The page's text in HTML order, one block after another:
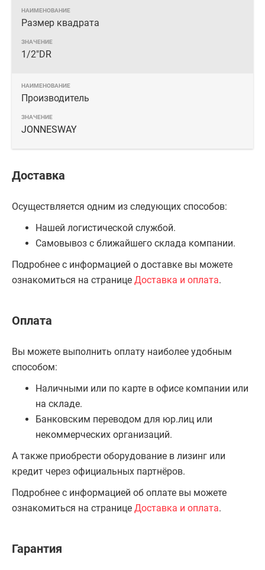
Размер квадрата
1/2"DR
Производитель
JONNESWAY
Доставка
Осуществляется одним из следующих способов:
Нашей логистической службой.
Самовывоз с ближайшего склада компании.
Подробнее с информацией о доставке вы можете
ознакомиться на странице Доставка и оплата.
Оплата
Вы можете выполнить оплату наиболее удобным
способом:
Наличными или по карте в офисе компании или
на складе.
Банковским переводом для юр.лиц или
некоммерческих организаций.
А также приобрести оборудование в лизинг или
кредит через официальных партнёров.
Подробнее с информацией об оплате вы можете
ознакомиться на странице Доставка и оплата.
Гарантия